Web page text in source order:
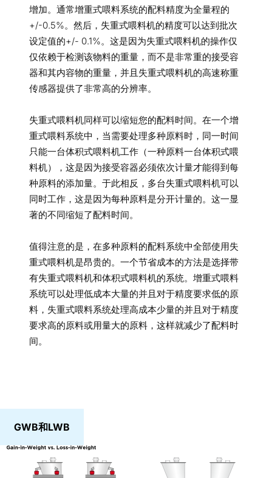
增加。通常增重式喂料系统的配料精度为全量程的
+/-0.5%。然后，失重式喂料机的精度可以达到批次
设定值的+/- 0.1%。这是因为失重式喂料机的操作仅
仅依赖于检测该物料的重量，而不是非常重的接受容
器和其内容物的重量，并且失重式喂料机的高速称重
传感器提供了非常高的分辨率。
失重式喂料机同样可以缩短您的配料时间。在一个增
重式喂料系统中，当需要处理多种原料时，同一时间
只能一台体积式喂料机工作（一种原料一台体积式喂
料机），这是因为接受容器必须依次计量才能得到每
种原料的添加量。于此相反，多台失重式喂料机可以
同时工作，这是因为每种原料是分开计量的。这一显
著的不同缩短了配料时间。
值得注意的是，在多种原料的配料系统中全部使用失
重式喂料机是昂贵的。一个节省成本的方法是选择带
有失重式喂料机和体积式喂料机的系统。增重式喂料
系统可以处理低成本大量的并且对于精度要求低的原
料，失重式喂料系统处理高成本少量的并且对于精度
要求高的原料或用量大的原料，这样就减少了配料时
间。
GWB和LWB